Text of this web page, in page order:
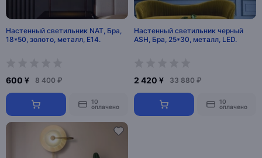
Настенный светильник NAT, Бра,
18*50, золото, металл, Е14.
600 ¥ 8 400 ₽
10
оплачено
Настенный светильник черный
ASH, Бра, 25*30, металл, LED.
2 420 ¥ 33 880 ₽
10
оплачено